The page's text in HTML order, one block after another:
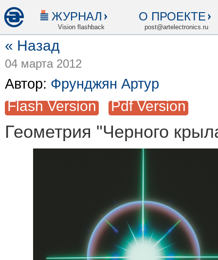
ЖУРНАЛ
Vision flashback
О ПРОЕКТЕ
post@artelectronics.ru
« Назад
04 марта 2012
Автор: Фрунджян Артур
Flash Version Pdf Version
Геометрия "Черного